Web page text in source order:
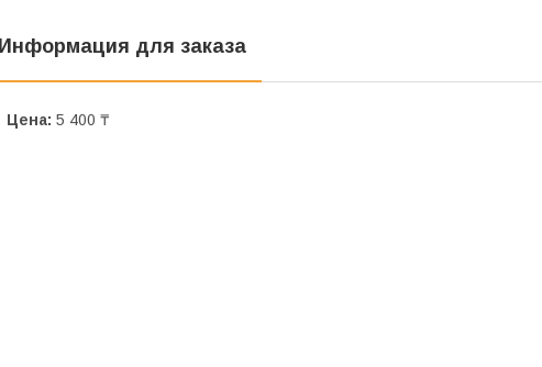
Информация для заказа
Цена: 5 400 ₸